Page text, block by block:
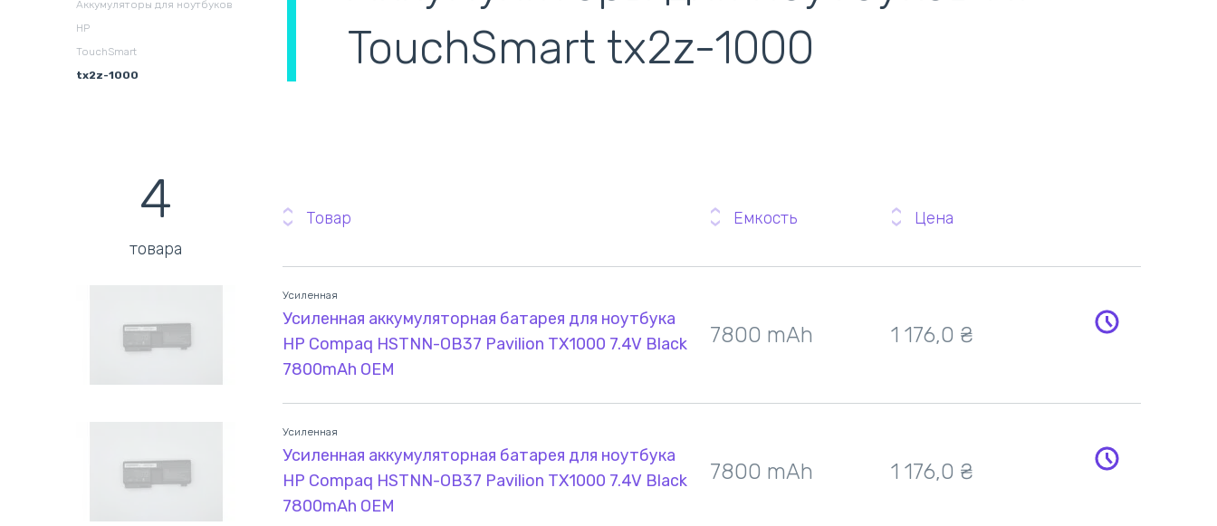
охлаждения в сборе
Аккумуляторы для ноутбуков
HP
TouchSmart
tx2z-1000
TouchSmart tx2z-1000
4
товара
Товар Емкость Цена
Усиленная
Усиленная аккумуляторная батарея для ноутбука
HP Compaq HSTNN-OB37 Pavilion TX1000 7.4V Black
7800mAh OEM
7800 mAh 1 176,0 ₴
Усиленная
Усиленная аккумуляторная батарея для ноутбука
HP Compaq HSTNN-OB37 Pavilion TX1000 7.4V Black
7800mAh OEM
7800 mAh 1 176,0 ₴